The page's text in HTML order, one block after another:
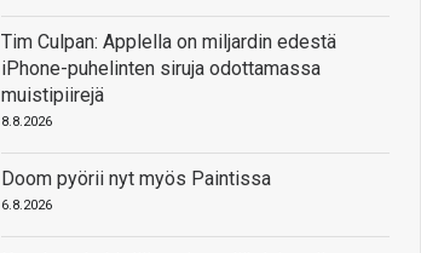
Tim Culpan: Applella on miljardin edestä
iPhone-puhelinten siruja odottamassa
muistipiirejä
8.8.2026
Doom pyörii nyt myös Paintissa
6.8.2026